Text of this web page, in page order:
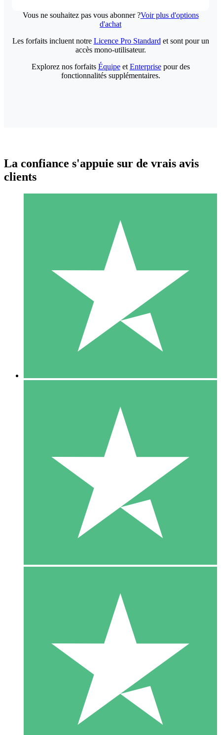
Vous ne souhaitez pas vous abonner ?Voir plus d'options
d'achat
Packs de Crédits Individuels
Payez à l'utilisation avec des crédits de téléchargement. Sans
1 Téléchargement
10 00
10 Téléchargements
20 00
Les forfaits incluent notre Licence Pro Standard et sont pour un
accès mono-utilisateur.
Explorez nos forfaits Équipeet Enterprisepour des
fonctionnalités supplémentaires.
La confiance s'appuie sur de vrais avis
clients